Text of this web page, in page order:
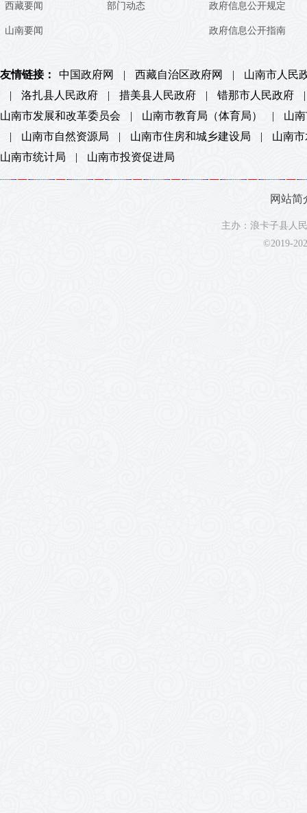
西藏要闻
山南要闻
部门动态 政府信息公开规定
政府信息公开指南
友情链接： 中国政府网 | 西藏自治区政府网 |
山南市人民
|
洛扎县人民政府 | 措美县人民政府 | 错那市人民政府
|
山南市发展和改革委员会
| 山南市教育局（体育局） |
山
|
山南市自然资源局 | 山南市住房和城乡建设局 |
山南
山南市统计局
| 山南市投资促进局
网站简
主办：浪卡子县人
©2019-